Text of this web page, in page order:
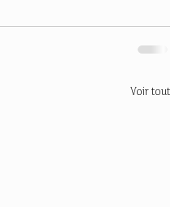
Voir tout